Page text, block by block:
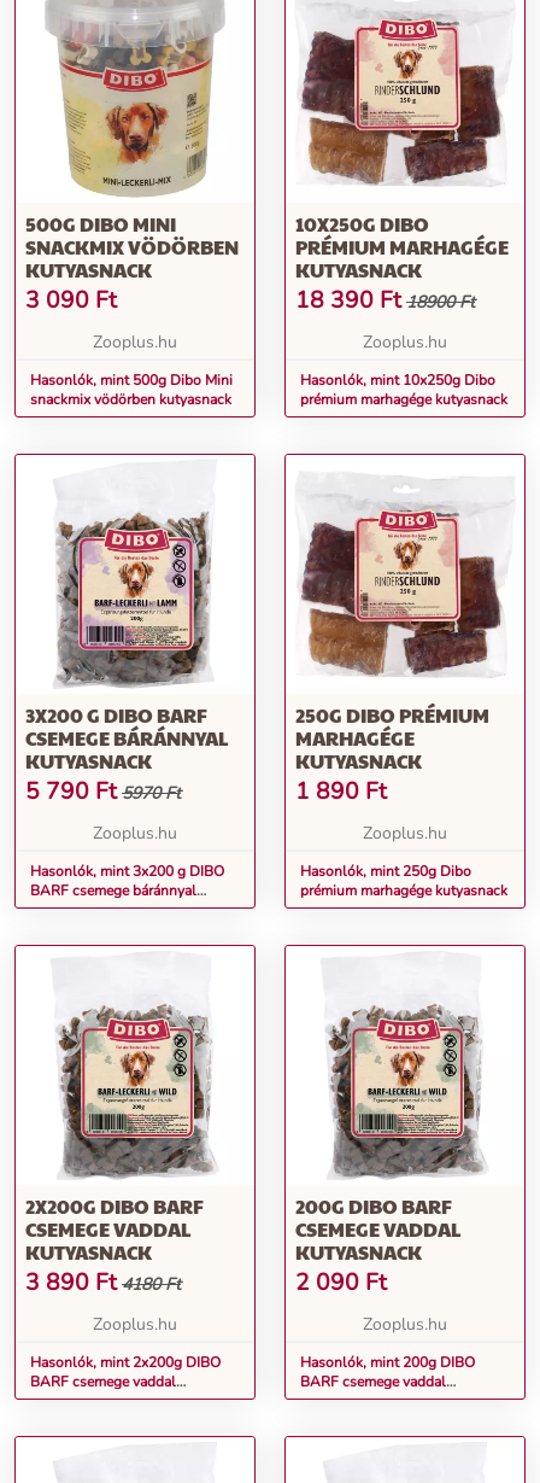
500G DIBO MINI
SNACKMIX VÖDÖRBEN
KUTYASNACK
3 090 Ft
Zooplus.hu
Hasonlók, mint 500g Dibo Mini
snackmix vödörben kutyasnack
10X250G DIBO
PRÉMIUM MARHAGÉGE
KUTYASNACK
18 390 Ft 18900 Ft
Zooplus.hu
Hasonlók, mint 10x250g Dibo
prémium marhagége kutyasnack
3X200 G DIBO BARF
CSEMEGE BÁRÁNNYAL
KUTYASNACK
5 790 Ft 5970 Ft
Zooplus.hu
Hasonlók, mint 3x200 g DIBO
BARF csemege báránnyal
kutyasnack
250G DIBO PRÉMIUM
MARHAGÉGE
KUTYASNACK
1 890 Ft
Zooplus.hu
Hasonlók, mint 250g Dibo
prémium marhagége kutyasnack
2X200G DIBO BARF
CSEMEGE VADDAL
KUTYASNACK
3 890 Ft 4180 Ft
Zooplus.hu
Hasonlók, mint 2x200g DIBO
BARF csemege vaddal
kutyasnack
200G DIBO BARF
CSEMEGE VADDAL
KUTYASNACK
2 090 Ft
Zooplus.hu
Hasonlók, mint 200g DIBO
BARF csemege vaddal
kutyasnack